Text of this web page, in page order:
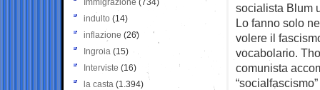
socialista Blum
Lo fanno solo
volere il
vocabolario.
comunista
Immigrazione (734)
indulto (14)
inflazione (26)
Ingroia (15)
Interviste (16)
la casta (1.394)